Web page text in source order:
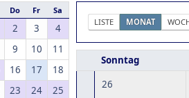
Do Fr Sa
2 3
4
9 10
11
16 17
18
23 24
25
LISTE MONAT
Sonntag
26